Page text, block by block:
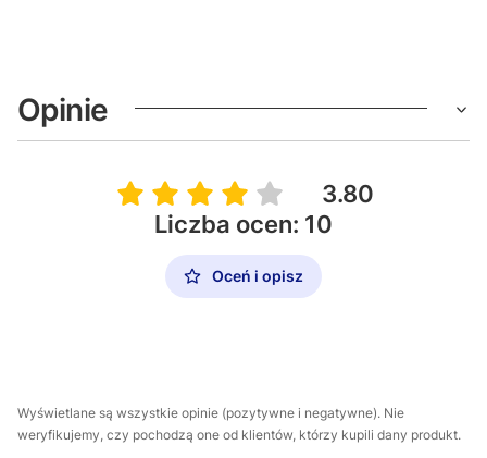
Opinie
3.80
Liczba ocen: 10
Oceń i opisz
Wyświetlane są wszystkie opinie (pozytywne i negatywne). Nie
weryfikujemy, czy pochodzą one od klientów, którzy kupili dany produkt.